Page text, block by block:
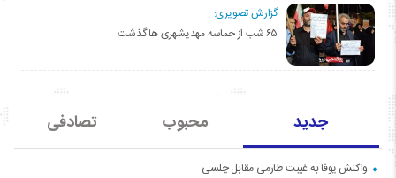
گزارش تصویری:
۶۵ شب از حماسه مهدیشهری ها گذشت
جدید محبوب تصادفی
واکنش یوفا به غیبت طارمی مقابل چلسی